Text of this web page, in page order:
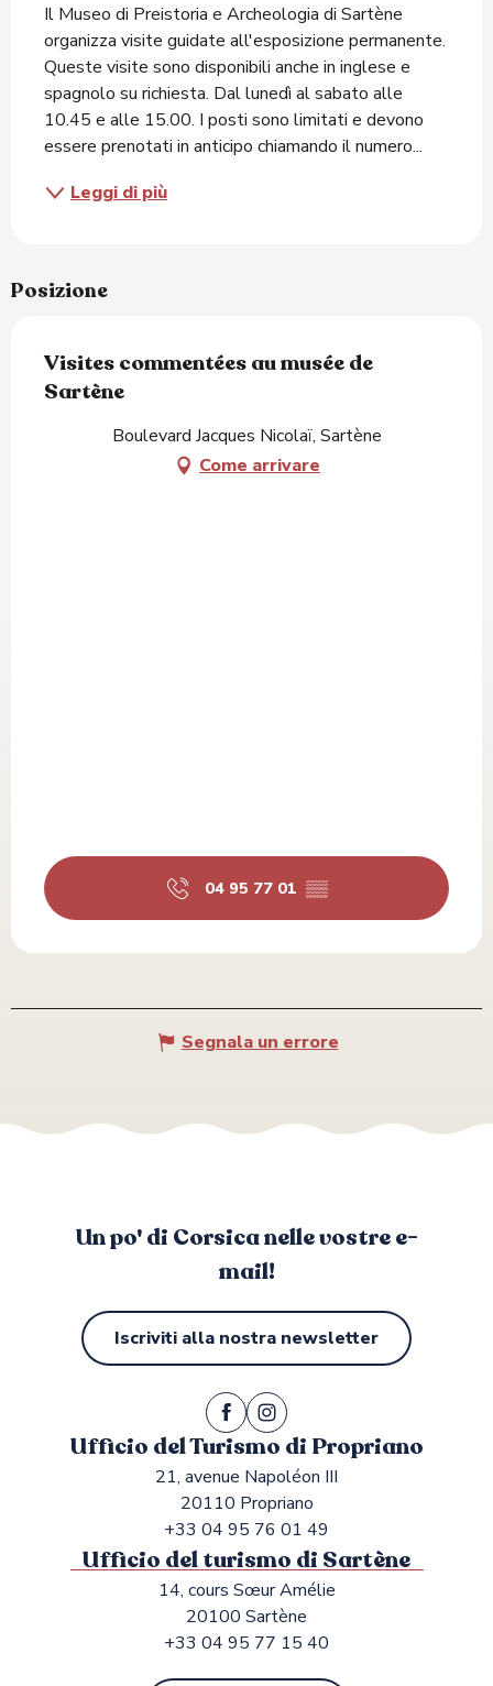
Il Museo di Preistoria e Archeologia di Sartène
organizza visite guidate all'esposizione permanente.
Queste visite sono disponibili anche in inglese e
spagnolo su richiesta. Dal lunedì al sabato alle
10.45 e alle 15.00. I posti sono limitati e devono
essere prenotati in anticipo chiamando il numero...
Leggi di più
Posizione
Visites commentées au musée de
Sartène
Boulevard Jacques Nicolaï, Sartène
Come arrivare
04 95 77 01 ▒▒
Segnala un errore
Un po' di Corsica nelle vostre e-
mail!
Iscriviti alla nostra newsletter
Ufficio del Turismo di Propriano
21, avenue Napoléon III
20110 Propriano
+33 04 95 76 01 49
Ufficio del turismo di Sartène
14, cours Sœur Amélie
20100 Sartène
+33 04 95 77 15 40